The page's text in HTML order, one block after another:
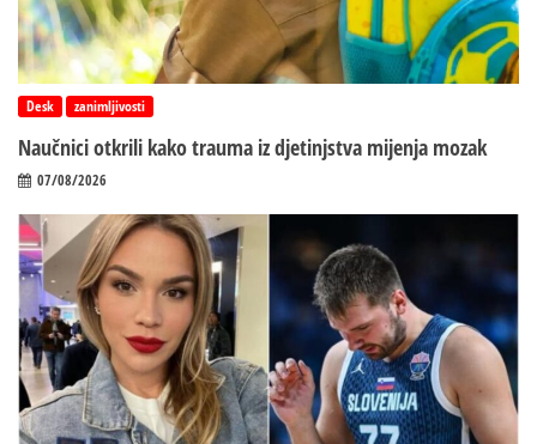
Desk zanimljivosti
Naučnici otkrili kako trauma iz d‌jetinjstva mijenja mozak
07/08/2026